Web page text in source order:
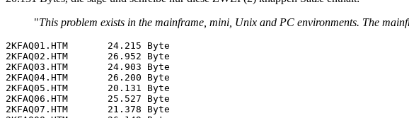
"This problem exists in the mainframe, mini, Unix and PC environments. The
2KFAQ01.HTM       24.215 Byte
2KFAQ02.HTM       26.952 Byte
2KFAQ03.HTM       24.903 Byte
2KFAQ04.HTM       26.200 Byte
2KFAQ05.HTM       20.131 Byte
2KFAQ06.HTM       25.527 Byte
2KFAQ07.HTM       21.378 Byte